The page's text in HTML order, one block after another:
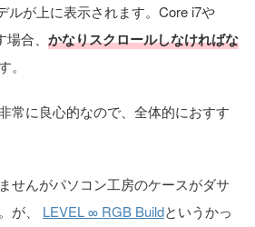
ルが上に表示されます。Core i7や
合、 かなりスクロールしなければな
。
常に良心的なので、全体的におすす
せんがパソコン工房のケースがダサ
が、 LEVEL ∞ RGB Buildというかっ